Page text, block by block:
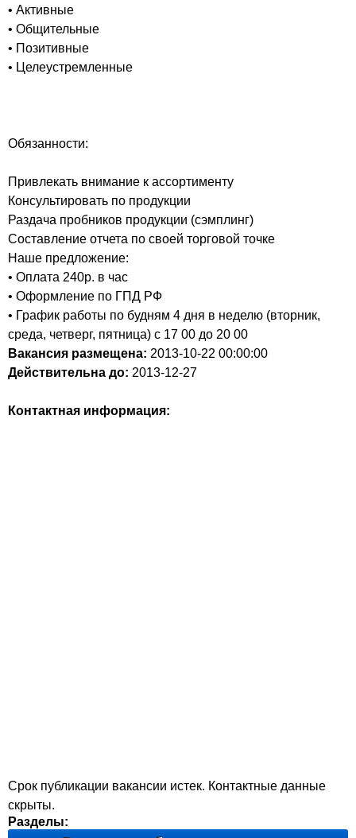
• Активные
• Общительные
• Позитивные
• Целеустремленные
Обязанности:
Привлекать внимание к ассортименту
Консультировать по продукции
Раздача пробников продукции (сэмплинг)
Составление отчета по своей торговой точке
Наше предложение:
• Оплата 240р. в час
• Оформление по ГПД РФ
• График работы по будням 4 дня в неделю (вторник,
среда, четверг, пятница) с 17 00 до 20 00
Вакансия размещена: 2013-10-22 00:00:00
Действительна до: 2013-12-27
Контактная информация:
Срок публикации вакансии истек. Контактные данные
скрыты.
Разделы: